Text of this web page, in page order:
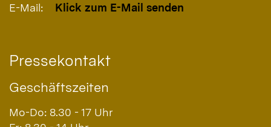
E-Mail:
Klick zum E-Mail senden
Pressekontakt
Geschäftszeiten
Mo-Do: 8.30 - 17 Uhr